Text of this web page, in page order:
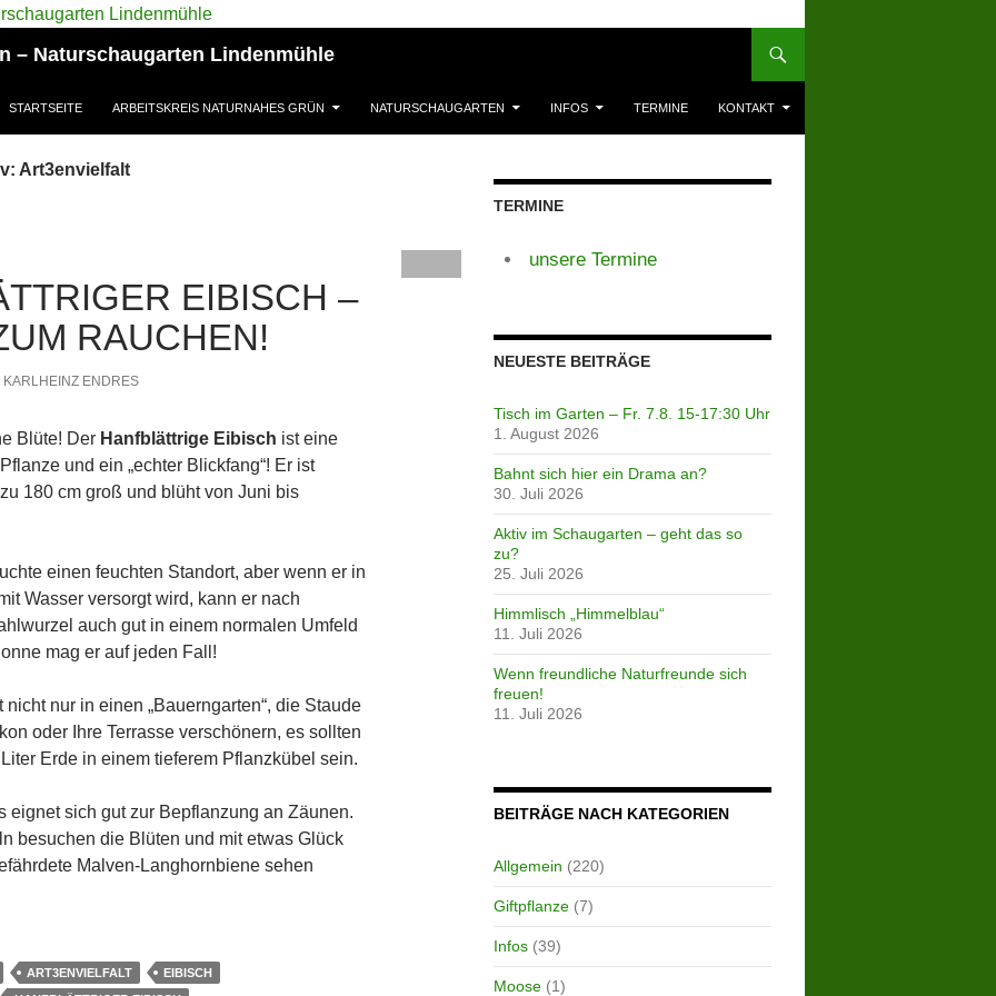
– Naturschaugarten Lindenmühle
STARTSEITE ARBEITSKREIS NATURNAHES GRÜN NATURSCHAUGARTEN INFOS TERMINE KONTAKT
Art3envielfalt
EIBISCH –
RAUCHEN!
KARLHEINZ ENDRES
Blüte! Der Hanfblättrige Eibisch ist eine
und ein „echter Blickfang“! Er ist
180 cm groß und blüht von Juni bis
einen feuchten Standort, aber wenn er in
Wasser versorgt wird, kann er nach
auch gut in einem normalen Umfeld
mag er auf jeden Fall!
nur in einen „Bauerngarten“, die Staude
oder Ihre Terrasse verschönern, es sollten
Erde in einem tieferem Pflanzkübel sein.
eignet sich gut zur Bepflanzung an Zäunen.
besuchen die Blüten und mit etwas Glück
Malven-Langhornbiene sehen
ART3ENVIELFALT
EIBISCH
TERMINE
unsere Termine
NEUESTE BEITRÄGE
Tisch im Garten – Fr. 7.8. 15-17:30 Uhr
1. August 2026
Bahnt sich hier ein Drama an?
30. Juli 2026
Aktiv im Schaugarten – geht das so
zu?
25. Juli 2026
Himmlisch „Himmelblau“
11. Juli 2026
Wenn freundliche Naturfreunde sich
freuen!
11. Juli 2026
BEITRÄGE NACH KATEGORIEN
Allgemein (220)
Giftpflanze(7)
Infos(39)
Moose(1)